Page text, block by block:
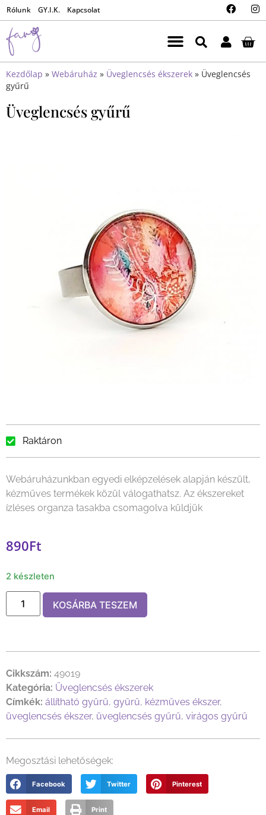
Rólunk GY.I.K. Kapcsolat
Kezdőlap » Webáruház » Üveglencsés ékszerek » Üveglencsés
gyűrű
Üveglencsés gyűrű
Raktáron
Webáruházunkban egyedi elképzelések alapján készült,
kézműves termékek közül válogathatsz. Az ékszereket
ízléses organza tasakba csomagolva küldjük
890Ft
2 készleten
KOSÁRBA TESZEM
Cikkszám: 49019
Kategória: Üveglencsés ékszerek
Címkék: állítható gyűrű, gyűrű, kézműves ékszer,
üveglencsés ékszer, üveglencsés gyűrű, virágos gyűrű
Megosztási lehetőségek:
Facebook Twitter Pinterest
Email Print